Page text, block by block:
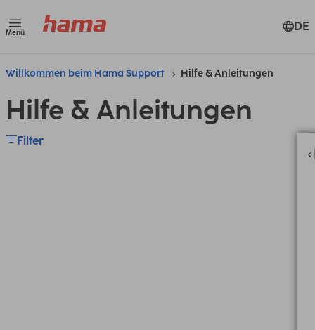
Menü DE
Willkommen beim Hama Support Hilfe & Anleitungen
Hilfe & Anleitungen
Filter